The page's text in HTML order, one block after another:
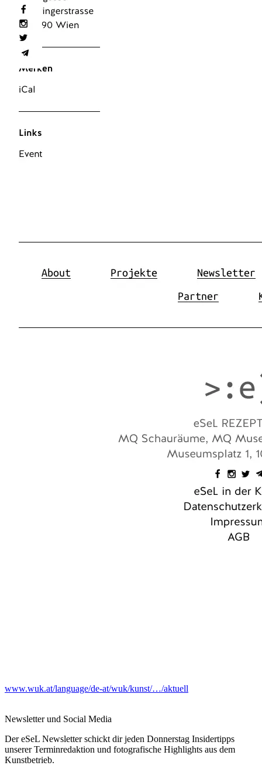
www.wuk.at/language/de-at/wuk/kunst/…/aktuell
Newsletter und Social Media
Der eSeL Newsletter schickt dir jeden Donnerstag Insidertipps
unserer Terminredaktion und fotografische Highlights aus dem
Kunstbetrieb.